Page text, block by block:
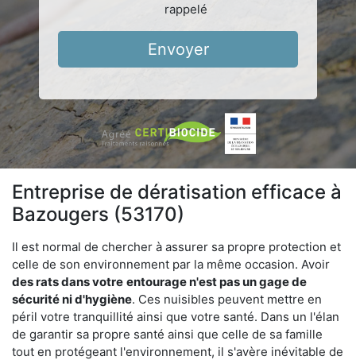
rappelé
Envoyer
Entreprise de dératisation efficace à
Bazougers (53170)
Il est normal de chercher à assurer sa propre protection et
celle de son environnement par la même occasion. Avoir
des rats dans votre entourage n'est pas un gage de
sécurité ni d'hygiène. Ces nuisibles peuvent mettre en
péril votre tranquillité ainsi que votre santé. Dans un l'élan
de garantir sa propre santé ainsi que celle de sa famille
tout en protégeant l'environnement, il s'avère inévitable de